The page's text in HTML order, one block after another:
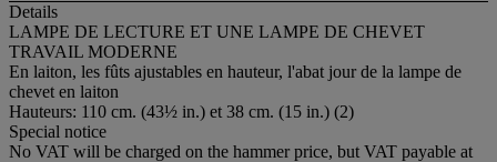
Details
LAMPE DE LECTURE ET UNE LAMPE DE CHEVET
TRAVAIL MODERNE
En laiton, les fûts ajustables en hauteur, l'abat jour de la lampe de
chevet en laiton
Hauteurs: 110 cm. (43½ in.) et 38 cm. (15 in.) (2)
Special notice
No VAT will be charged on the hammer price, but VAT payable at